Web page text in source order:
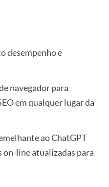
desempenho e
navegador para
em qualquer lugar da
ao ChatGPT
line atualizadas para